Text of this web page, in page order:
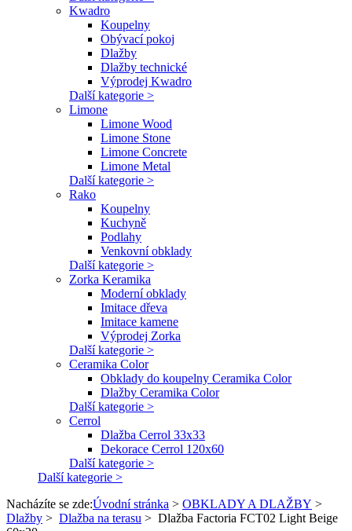
Kwadro
Koupelny
Obývací pokoj
Dlažby
Dlažby technické
Výprodej Kwadro
Další kategorie >
Limone
Limone Wood
Limone Stone
Limone Concrete
Limone Metal
Další kategorie >
Rako
Koupelny
Kuchyně
Podlahy
Venkovní obklady
Další kategorie >
Zorka Keramika
Moderní obklady
Imitace dřeva
Imitace kamene
Výprodej Zorka
Další kategorie >
Ceramika Color
Obklady do koupelny Ceramika Color
Dlažby Ceramika Color
Další kategorie >
Cerrol
Dlažba Cerrol 33x33
Dekorace Cerrol 120x60
Další kategorie >
Další kategorie >
Nacházíte se zde:Úvodní stránka > OBKLADY A DLAŽBY >
Dlažby > Dlažba na terasu > Dlažba Factoria FCT02 Light Beige